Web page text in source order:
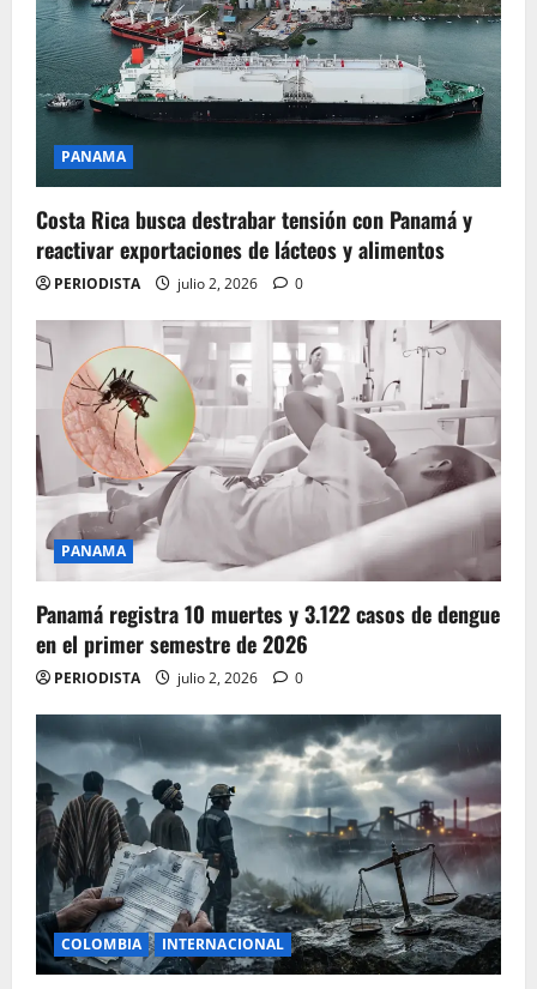
PANAMA
Costa Rica busca destrabar tensión con Panamá y
reactivar exportaciones de lácteos y alimentos
PERIODISTA julio 2, 2026 0
PANAMA
Panamá registra 10 muertes y 3.122 casos de dengue
en el primer semestre de 2026
PERIODISTA julio 2, 2026 0
COLOMBIA INTERNACIONAL